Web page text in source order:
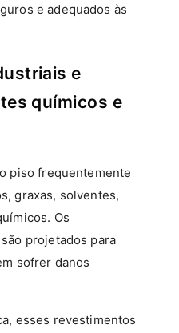
e adequados às
e
químicos e
piso frequentemente
graxas, solventes,
Os
projetados para
sofrer danos
esses revestimentos